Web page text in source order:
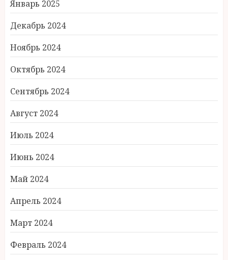
Январь 2025
Декабрь 2024
Ноябрь 2024
Октябрь 2024
Сентябрь 2024
Август 2024
Июль 2024
Июнь 2024
Май 2024
Апрель 2024
Март 2024
Февраль 2024